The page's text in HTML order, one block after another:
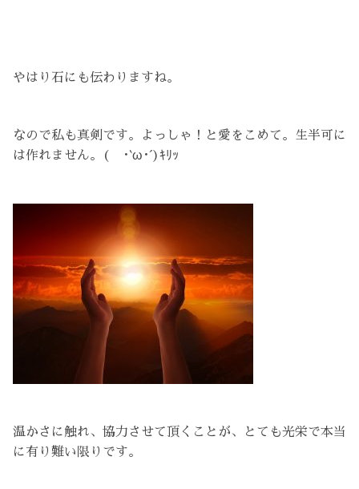
やはり石にも伝わりますね。
なので私も真剣です。よっしゃ！と愛をこめて。生半可に
は作れません。( ･`ω･´)ｷﾘｯ
温かさに触れ、協力させて頂くことが、とても光栄で本当
に有り難い限りです。